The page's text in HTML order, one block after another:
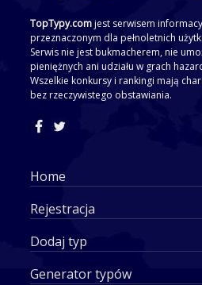
TopTypy.comjest serwisem
przeznaczonym dla pełnoletnich
Serwis nie jest bukmacherem, nie
pieniężnych ani udziału w grach
Wszelkie konkursy i rankingi mają
bez rzeczywistego obstawiania.
Home
Rejestracja
Dodaj typ
Generator typów